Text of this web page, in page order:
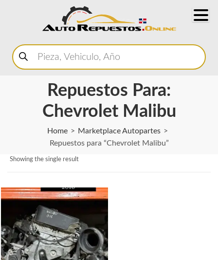
Buscar
productos
Repuestos Para:
Chevrolet Malibu
Home
Marketplace Autopartes
Repuestos para “Chevrolet Malibu”
Showing the single result